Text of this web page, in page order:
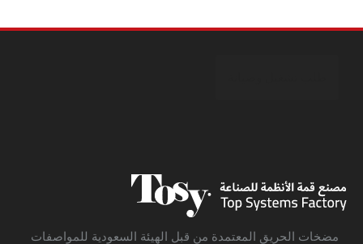
مضخات الحريق المعتمدة من قبل الهيئة السعودية للمواصفات